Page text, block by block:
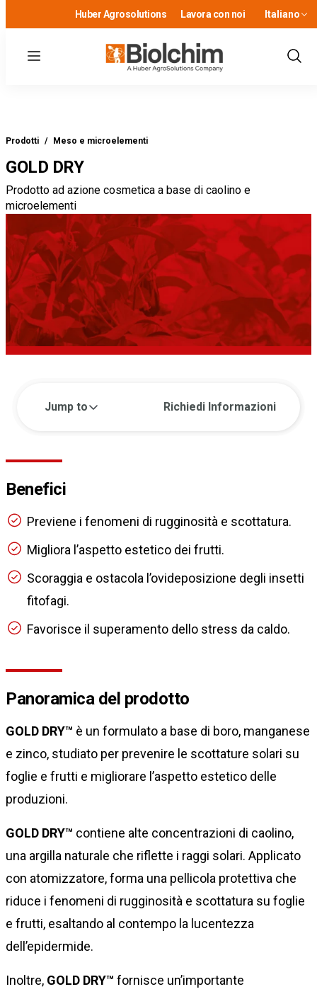
Huber Agrosolutions Lavora con noi Italiano
Menu
Show
Prodotti / Meso e microelementi
GOLD DRY
Prodotto ad azione cosmetica a base di caolino e
microelementi
Jump to Richiedi Informazioni
Benefici
Previene i fenomeni di rugginosità e scottatura.
Migliora l’aspetto estetico dei frutti.
Scoraggia e ostacola l’ovideposizione degli insetti
fitofagi.
Favorisce il superamento dello stress da caldo.
Panoramica del prodotto
GOLD DRY™ è un formulato a base di boro, manganese
e zinco, studiato per prevenire le scottature solari su
foglie e frutti e migliorare l’aspetto estetico delle
produzioni.
GOLD DRY™ contiene alte concentrazioni di caolino,
una argilla naturale che riflette i raggi solari. Applicato
con atomizzatore, forma una pellicola protettiva che
riduce i fenomeni di rugginosità e scottatura su foglie
e frutti, esaltando al contempo la lucentezza
dell’epidermide.
Inoltre, GOLD DRY™ fornisce un’importante